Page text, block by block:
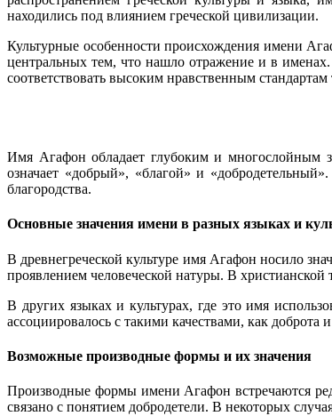
находились под влиянием греческой цивилизации.
Культурные особенности происхождения имени
центральных тем, что нашло отражение и в
соответствовать высоким нравственным стандартам
Имя Агафон обладает глубоким и многослойным
означает «добрый», «благой» и
благородства.
Основные значения имени в разных языках и
В древнегреческой культуре имя Агафон носило
проявлением человеческой натуры. В
В других языках и культурах, где это имя
ассоциировалось с такими качествами, как
Возможные производные формы и их значения
Производные формы имени Агафон встречаются
связано с понятием добродетели. В некоторых